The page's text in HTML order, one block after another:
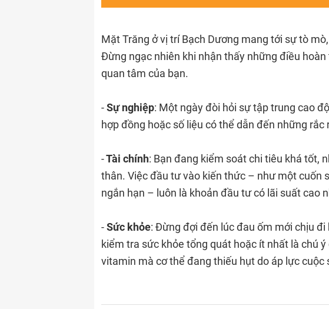
Mặt Trăng ở vị trí Bạch Dương mang tới sự tò
Đừng ngạc nhiên khi nhận thấy những điều
quan tâm của bạn.
-Sự nghiệp: Một ngày đòi hỏi sự tập trung cao
hợp đồng hoặc số liệu có thể dẫn đến những rắc
-Tài chính: Bạn đang kiểm soát chi tiêu khá tốt,
thân. Việc đầu tư vào kiến thức – như một cuốn
ngắn hạn – luôn là khoản đầu tư có lãi suất cao
-Sức khỏe: Đừng đợi đến lúc đau ốm mới chịu
kiểm tra sức khỏe tổng quát hoặc ít nhất là chú
vitamin mà cơ thể đang thiếu hụt do áp lực cuộc